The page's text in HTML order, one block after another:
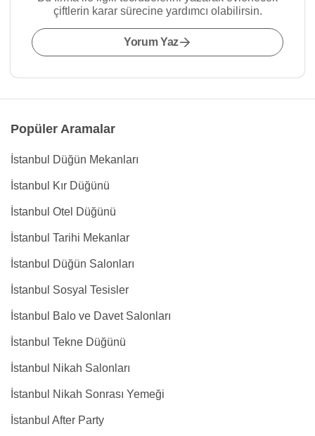
çiftlerin karar sürecine yardımcı olabilirsin.
Yorum Yaz
Popüler Aramalar
İstanbul Düğün Mekanları
İstanbul Kır Düğünü
İstanbul Otel Düğünü
İstanbul Tarihi Mekanlar
İstanbul Düğün Salonları
İstanbul Sosyal Tesisler
İstanbul Balo ve Davet Salonları
İstanbul Tekne Düğünü
İstanbul Nikah Salonları
İstanbul Nikah Sonrası Yemeği
İstanbul After Party